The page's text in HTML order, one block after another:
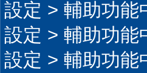
設定 > 輔助功能
設定 > 輔助功能
設定 > 輔助功能